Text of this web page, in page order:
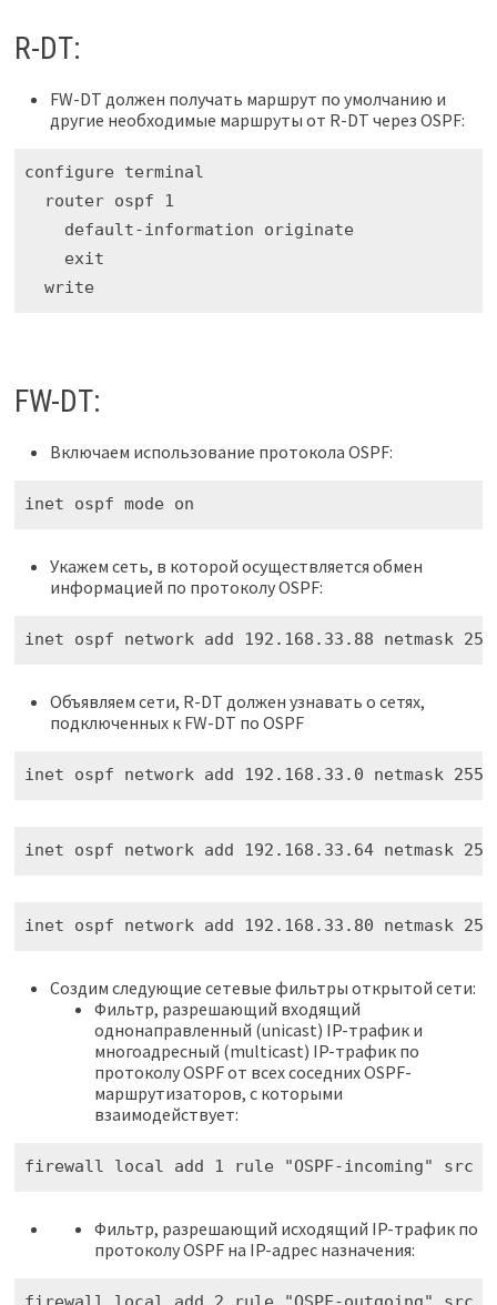
R-DT:
FW-DT должен получать маршрут по умолчанию и
другие необходимые маршруты от R-DT через OSPF:
configure terminal
  router ospf 1
    default-information originate
    exit
  write
FW-DT:
Включаем использование протокола OSPF:
inet ospf mode on
Укажем сеть, в которой осуществляется обмен
информацией по протоколу OSPF:
inet ospf network add 192.168.33.88 netmask
Объявляем сети, R-DT должен узнавать о сетях,
подключенных к FW-DT по OSPF
inet ospf network add 192.168.33.0 netmask
inet ospf network add 192.168.33.64 netmask
inet ospf network add 192.168.33.80 netmask
Создим следующие сетевые фильтры открытой сети:
Фильтр, разрешающий входящий
однонаправленный (unicast) IP-трафик и
многоадресный (multicast) IP-трафик по
протоколу OSPF от всех соседних OSPF-
маршрутизаторов, с которыми
взаимодействует:
firewall local add 1 rule "OSPF-incoming" src
Фильтр, разрешающий исходящий IP-трафик по
протоколу OSPF на IP-адрес назначения: